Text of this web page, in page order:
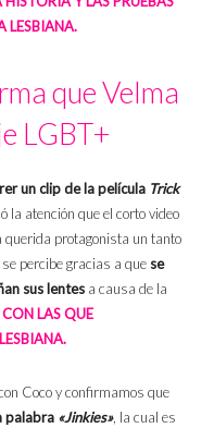
LESBIANA.
que Velma
LGBT+
un clip de la película Trick
la atención que el corto video
querida protagonista un tanto
percibe gracias a que se
sus lentes a causa de la
LAS QUE
Coco y confirmamos que
palabra «Jinkies», la cual es